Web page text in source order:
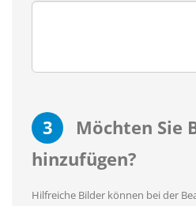
3
Möchten Sie
hinzufügen?
Hilfreiche Bilder können bei der